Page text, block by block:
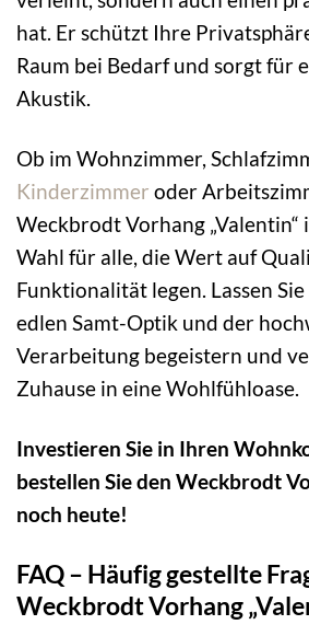
hat. Er schützt Ihre
Raum bei Bedarf und sorgt für
Akustik.
Ob im Wohnzimmer,
Kinderzimmer oder
Weckbrodt Vorhang „Valentin“
Wahl für alle, die Wert auf
Funktionalität legen. Lassen
edlen Samt-Optik und der
Verarbeitung begeistern und
Zuhause in eine Wohlfühloase.
Investieren Sie in Ihren
bestellen Sie den Weckbrodt
noch heute!
FAQ – Häufig gestellte
Weckbrodt Vorhang